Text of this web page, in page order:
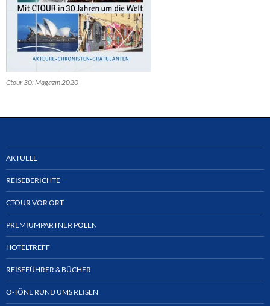
Ctour 30: Magazin 2020
AKTUELL
REISEBERICHTE
CTOUR VOR ORT
PREMIUMPARTNER POLEN
HOTELTREFF
REISEFÜHRER & BÜCHER
O-TÖNE RUND UMS REISEN